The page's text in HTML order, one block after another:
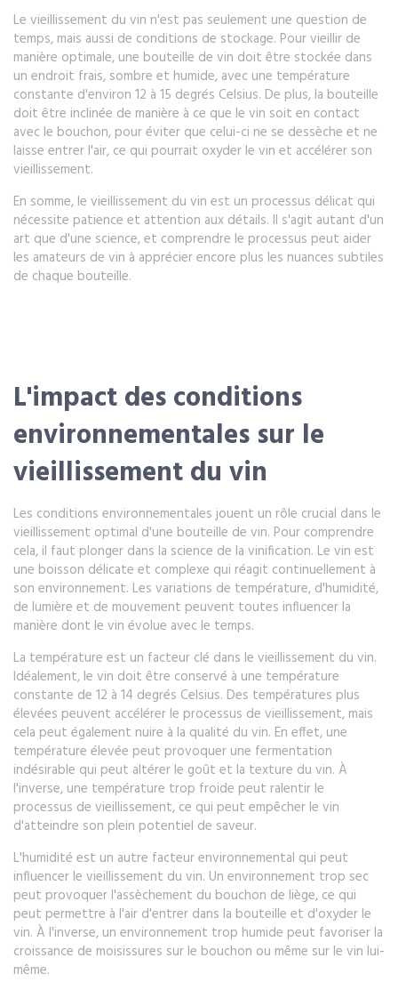
Le vieillissement du vin n'est pas seulement une question de
temps, mais aussi de conditions de stockage. Pour vieillir de
manière optimale, une bouteille de vin doit être stockée dans
un endroit frais, sombre et humide, avec une température
constante d'environ 12 à 15 degrés Celsius. De plus, la bouteille
doit être inclinée de manière à ce que le vin soit en contact
avec le bouchon, pour éviter que celui-ci ne se dessèche et ne
laisse entrer l'air, ce qui pourrait oxyder le vin et accélérer son
vieillissement.
En somme, le vieillissement du vin est un processus délicat qui
nécessite patience et attention aux détails. Il s'agit autant d'un
art que d'une science, et comprendre le processus peut aider
les amateurs de vin à apprécier encore plus les nuances subtiles
de chaque bouteille.
L'impact des conditions
environnementales sur le
vieillissement du vin
Les conditions environnementales jouent un rôle crucial dans le
vieillissement optimal d'une bouteille de vin. Pour comprendre
cela, il faut plonger dans la science de la vinification. Le vin est
une boisson délicate et complexe qui réagit continuellement à
son environnement. Les variations de température, d'humidité,
de lumière et de mouvement peuvent toutes influencer la
manière dont le vin évolue avec le temps.
La température est un facteur clé dans le vieillissement du vin.
Idéalement, le vin doit être conservé à une température
constante de 12 à 14 degrés Celsius. Des températures plus
élevées peuvent accélérer le processus de vieillissement, mais
cela peut également nuire à la qualité du vin. En effet, une
température élevée peut provoquer une fermentation
indésirable qui peut altérer le goût et la texture du vin. À
l'inverse, une température trop froide peut ralentir le
processus de vieillissement, ce qui peut empêcher le vin
d'atteindre son plein potentiel de saveur.
L'humidité est un autre facteur environnemental qui peut
influencer le vieillissement du vin. Un environnement trop sec
peut provoquer l'assèchement du bouchon de liège, ce qui
peut permettre à l'air d'entrer dans la bouteille et d'oxyder le
vin. À l'inverse, un environnement trop humide peut favoriser la
croissance de moisissures sur le bouchon ou même sur le vin lui-
même.